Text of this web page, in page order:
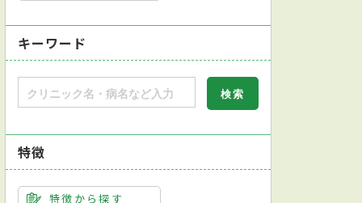
キーワード
特徴
特徴から探す